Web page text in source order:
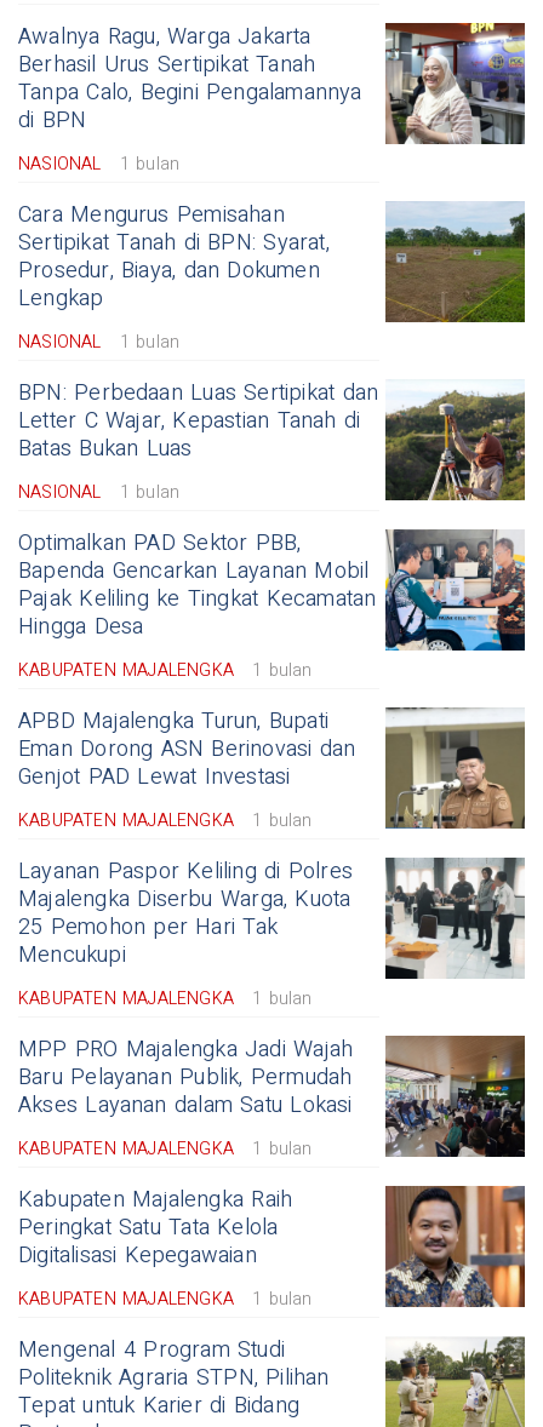
Awalnya Ragu, Warga Jakarta
Berhasil Urus Sertipikat Tanah
Tanpa Calo, Begini Pengalamannya
di BPN
NASIONAL 1 bulan
Cara Mengurus Pemisahan
Sertipikat Tanah di BPN: Syarat,
Prosedur, Biaya, dan Dokumen
Lengkap
NASIONAL 1 bulan
BPN: Perbedaan Luas Sertipikat dan
Letter C Wajar, Kepastian Tanah di
Batas Bukan Luas
NASIONAL 1 bulan
Optimalkan PAD Sektor PBB,
Bapenda Gencarkan Layanan Mobil
Pajak Keliling ke Tingkat Kecamatan
Hingga Desa
KABUPATEN MAJALENGKA 1 bulan
APBD Majalengka Turun, Bupati
Eman Dorong ASN Berinovasi dan
Genjot PAD Lewat Investasi
KABUPATEN MAJALENGKA 1 bulan
Layanan Paspor Keliling di Polres
Majalengka Diserbu Warga, Kuota
25 Pemohon per Hari Tak
Mencukupi
KABUPATEN MAJALENGKA 1 bulan
MPP PRO Majalengka Jadi Wajah
Baru Pelayanan Publik, Permudah
Akses Layanan dalam Satu Lokasi
KABUPATEN MAJALENGKA 1 bulan
Kabupaten Majalengka Raih
Peringkat Satu Tata Kelola
Digitalisasi Kepegawaian
KABUPATEN MAJALENGKA 1 bulan
Mengenal 4 Program Studi
Politeknik Agraria STPN, Pilihan
Tepat untuk Karier di Bidang